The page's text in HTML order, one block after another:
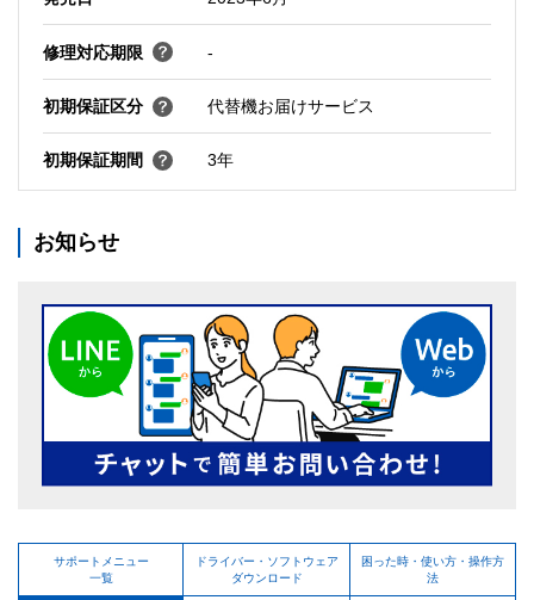
修理対応期限 -
初期保証区分 代替機お届けサービス
初期保証期間 3年
お知らせ
サポートメニュー
一覧
ドライバー・ソフトウェア
ダウンロード
困った時・使い方・操作方
法